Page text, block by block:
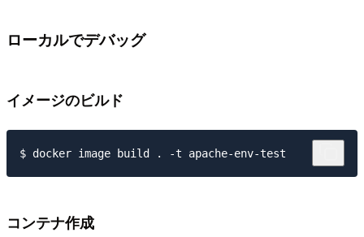
ローカルでデバッグ
イメージのビルド
コンテナ作成